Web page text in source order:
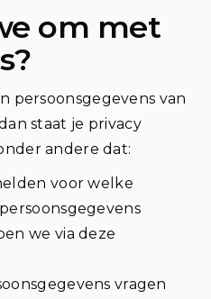
om met
persoonsgegevens van
staat je privacy
andere dat:
voor welke
we via deze
vragen